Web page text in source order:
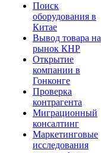
Поиск
оборудования в
Китае
Вывод товара на
рынок КНР
Открытие
компании в
Гонконге
Проверка
контрагента
Миграционный
консалтинг
Маркетинговые
исследования